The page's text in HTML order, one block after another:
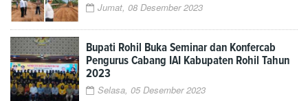
Jumat, 08 Desember 2023
Bupati Rohil Buka Seminar dan Konfercab
Pengurus Cabang IAI Kabupaten Rohil Tahun
2023
Selasa, 05 Desember 2023